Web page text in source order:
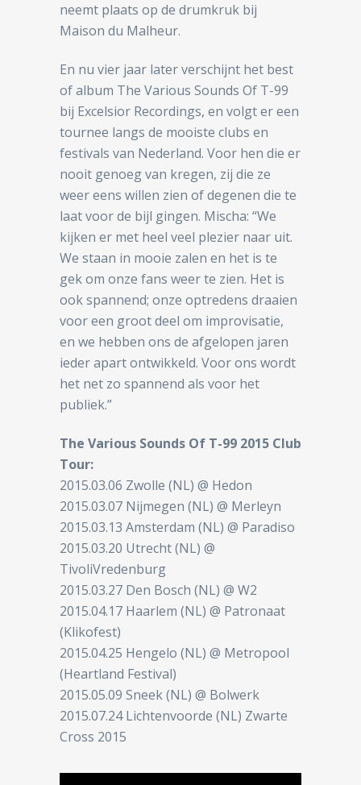
neemt plaats op de drumkruk bij
Maison du Malheur.
En nu vier jaar later verschijnt het best
of album The Various Sounds Of T-99
bij Excelsior Recordings, en volgt er een
tournee langs de mooiste clubs en
festivals van Nederland. Voor hen die er
nooit genoeg van kregen, zij die ze
weer eens willen zien of degenen die te
laat voor de bijl gingen. Mischa: “We
kijken er met heel veel plezier naar uit.
We staan in mooie zalen en het is te
gek om onze fans weer te zien. Het is
ook spannend; onze optredens draaien
voor een groot deel om improvisatie,
en we hebben ons de afgelopen jaren
ieder apart ontwikkeld. Voor ons wordt
het net zo spannend als voor het
publiek.”
The Various Sounds Of T-99 2015 Club
Tour:
2015.03.06 Zwolle (NL) @ Hedon
2015.03.07 Nijmegen (NL) @ Merleyn
2015.03.13 Amsterdam (NL) @ Paradiso
2015.03.20 Utrecht (NL) @
TivoliVredenburg
2015.03.27 Den Bosch (NL) @ W2
2015.04.17 Haarlem (NL) @ Patronaat
(Klikofest)
2015.04.25 Hengelo (NL) @ Metropool
(Heartland Festival)
2015.05.09 Sneek (NL) @ Bolwerk
2015.07.24 Lichtenvoorde (NL) Zwarte
Cross 2015